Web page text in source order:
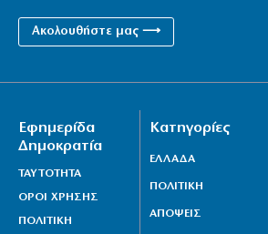
Ακολουθήστε μας ⟶
Εφημερίδα
Δημοκρατία
ΤΑΥΤΟΤΗΤΑ
ΟΡΟΙ ΧΡΗΣΗΣ
ΠΟΛΙΤΙΚΗ
Κατηγορίες
ΕΛΛΑΔΑ
ΠΟΛΙΤΙΚΗ
ΑΠΟΨΕΙΣ